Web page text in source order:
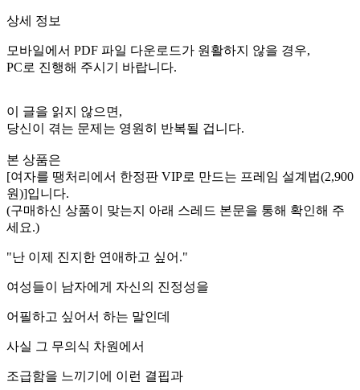
상세 정보
모바일에서 PDF 파일 다운로드가 원활하지 않을 경우,
PC로 진행해 주시기 바랍니다.
이 글을 읽지 않으면,
당신이 겪는 문제는 영원히 반복될 겁니다.
본 상품은
[여자를 땡처리에서 한정판 VIP로 만드는 프레임 설계법(2,900
원)]입니다.
(구매하신 상품이 맞는지 아래 스레드 본문을 통해 확인해 주
세요.)
"난 이제 진지한 연애하고 싶어."
여성들이 남자에게 자신의 진정성을
어필하고 싶어서 하는 말인데
사실 그 무의식 차원에서
조급함을 느끼기에 이런 결핍과